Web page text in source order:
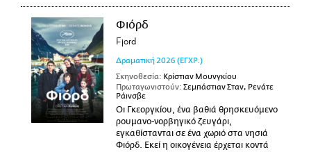
Φιόρδ
Fjord
Δραματική 2026 (ΕΓΧΡ.)
Σκηνοθεσία: Κρίστιαν Μουνγκίου
Πρωταγωνιστούν: Σεμπάστιαν Σταν, Ρενάτε
Ράινσβε
Οι Γκεοργκίου, ένα βαθιά θρησκευόμενο
ρουμανο-νορβηγικό ζευγάρι,
εγκαθίστανται σε ένα χωριό στα νησιά
Φιόρδ. Εκεί η οικογένεια έρχεται κοντά